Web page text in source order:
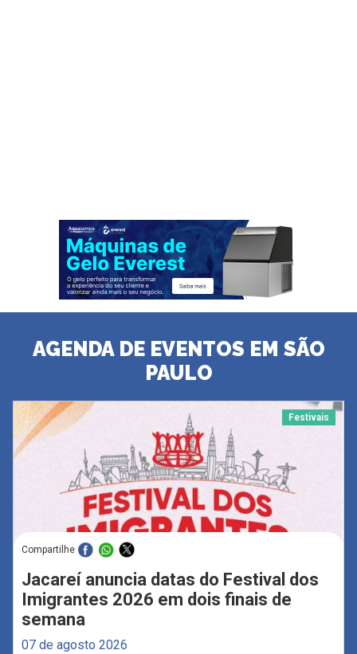
AGENDA DE EVENTOS EM SÃO
PAULO
Festivais
Compartilhe
Jacareí anuncia datas do Festival dos
Imigrantes 2026 em dois finais de
semana
07 de agosto 2026